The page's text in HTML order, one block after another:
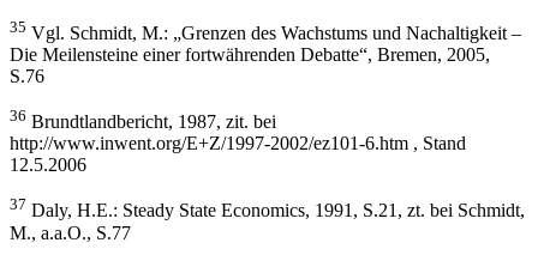
35 Vgl. Schmidt, M.: „Grenzen des Wachstums und Nachaltigkeit –
Die Meilensteine einer fortwährenden Debatte“, Bremen, 2005,
S.76
36 Brundtlandbericht, 1987, zit. bei
http://www.inwent.org/E+Z/1997-2002/ez101-6.htm , Stand
12.5.2006
37 Daly, H.E.: Steady State Economics, 1991, S.21, zt. bei Schmidt,
M., a.a.O., S.77